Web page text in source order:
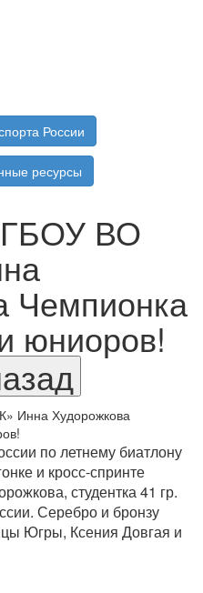
России
ресурсы
ВО
Чемпионка
юниоров!
по летнему биатлону
и кросс-спринте
студентка 41 гр.
Серебро и бронзу
Югры, Ксения Довгая и